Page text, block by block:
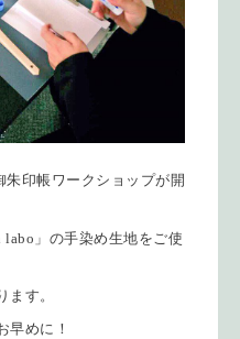
印帳ワークショップが開
」の手染め生地をご使
ます。
早めに！